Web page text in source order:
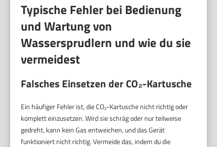
Typische Fehler bei Bedienung
und Wartung von
Wassersprudlern und wie du sie
vermeidest
Falsches Einsetzen der CO₂-Kartusche
Ein häufiger Fehler ist, die CO₂-Kartusche nicht richtig oder
komplett einzusetzen. Wird sie schräg oder nur teilweise
gedreht, kann kein Gas entweichen, und das Gerät
funktioniert nicht richtig. Vermeide das, indem du die